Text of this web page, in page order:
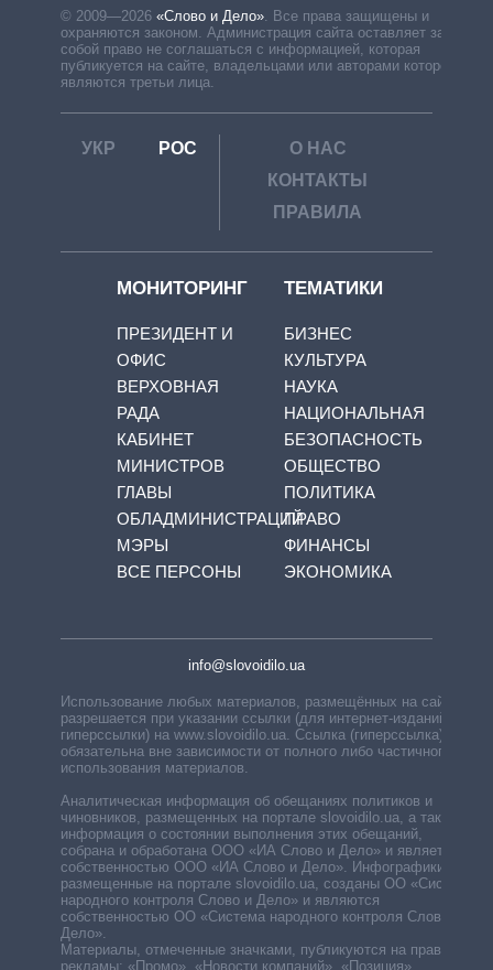
© 2009—2026 «Слово и Дело». Все права защищены и
охраняются законом. Администрация сайта оставляет за
собой право не соглашаться с информацией, которая
публикуется на сайте, владельцами или авторами которой
являются третьи лица.
УКР РОС
О НАС
КОНТАКТЫ
ПРАВИЛА
МОНИТОРИНГ
ПРЕЗИДЕНТ И
ОФИС
ВЕРХОВНАЯ
РАДА
КАБИНЕТ
МИНИСТРОВ
ГЛАВЫ
ОБЛАДМИНИСТРАЦИЙ
МЭРЫ
ВСЕ ПЕРСОНЫ
ТЕМАТИКИ
БИЗНЕС
КУЛЬТУРА
НАУКА
НАЦИОНАЛЬНАЯ
БЕЗОПАСНОСТЬ
ОБЩЕСТВО
ПОЛИТИКА
ПРАВО
ФИНАНСЫ
ЭКОНОМИКА
info@slovoidilo.ua
Использование любых материалов, размещённых на сайте,
разрешается при указании ссылки (для интернет-изданий —
гиперссылки) на www.slovoidilo.ua. Ссылка (гиперссылка)
обязательна вне зависимости от полного либо частичного
использования материалов.
Аналитическая информация об обещаниях политиков и
чиновников, размещенных на портале slovoidilo.ua, а также
информация о состоянии выполнения этих обещаний,
собрана и обработана ООО «ИА Слово и Дело» и является
собственностью ООО «ИА Слово и Дело». Инфографики,
размещенные на портале slovoidilo.ua, созданы ОО «Система
народного контроля Слово и Дело» и являются
собственностью ОО «Система народного контроля Слово и
Дело».
Материалы, отмеченные значками, публикуются на правах
рекламы: «Промо», «Новости компаний», «Позиция»,